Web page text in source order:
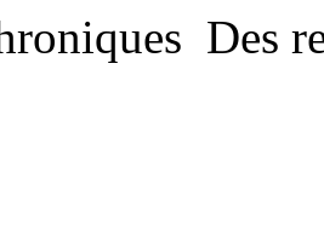
Des